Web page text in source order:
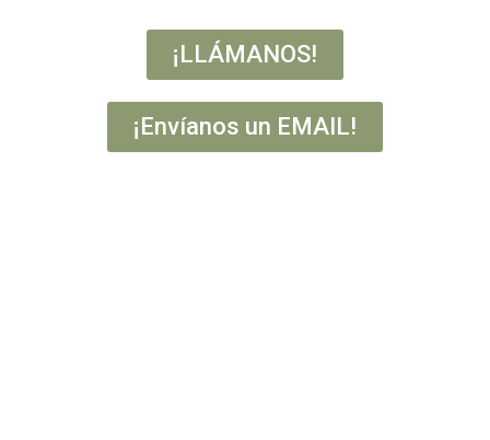
¡LLÁMANOS!
¡Envíanos un EMAIL!